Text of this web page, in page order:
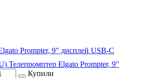
Prompter, 9" дисплей USB-C
Телепромптер Elgato Prompter, 9"
Купили